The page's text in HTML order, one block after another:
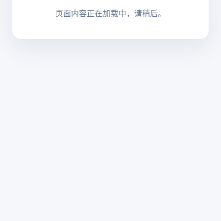
页面内容正在加载中，请稍后。